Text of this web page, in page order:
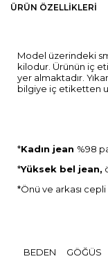
ÜRÜN ÖZELLIKLERI
Model üzerindeki
kilodur. Ürünün iç
yer almaktadır.
bilgiye iç etiketten
*Kadın jean %98
*Yüksek bel jean,
*Önü ve arkası cepli
BEDEN GÖĞÜS